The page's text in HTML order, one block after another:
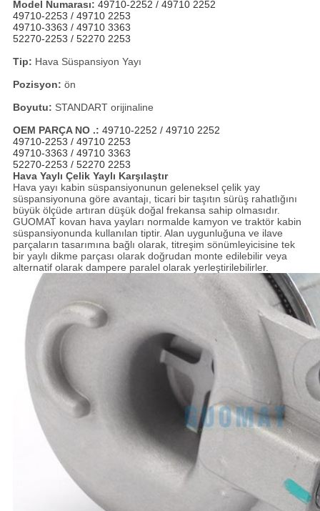
Model Numarası: 49710-2252 / 49710 2252
49710-2253 / 49710 2253
49710-3363 / 49710 3363
52270-2253 / 52270 2253
Tip: Hava Süspansiyon Yayı
Pozisyon: ön
Boyutu: STANDART orijinaline
OEM PARÇA NO .: 49710-2252 / 49710 2252
49710-2253 / 49710 2253
49710-3363 / 49710 3363
52270-2253 / 52270 2253
Hava Yaylı Çelik Yaylı Karşılaştır
Hava yayı kabin süspansiyonunun geleneksel çelik yay
süspansiyonuna göre avantajı, ticari bir taşıtın sürüş rahatlığını
büyük ölçüde artıran düşük doğal frekansa sahip olmasıdır.
GUOMAT kovan hava yayları normalde kamyon ve traktör kabin
süspansiyonunda kullanılan tiptir. Alan uygunluğuna ve ilave
parçaların tasarımına bağlı olarak, titreşim sönümleyicisine tek
bir yaylı dikme parçası olarak doğrudan monte edilebilir veya
alternatif olarak dampere paralel olarak yerleştirilebilirler.